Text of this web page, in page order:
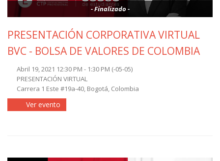
- Finalizado -
PRESENTACIÓN CORPORATIVA VIRTUAL
BVC - BOLSA DE VALORES DE COLOMBIA
Abril 19, 2021 12:30 PM - 1:30 PM (-05-05)
PRESENTACIÓN VIRTUAL
Carrera 1 Este #19a-40, Bogotá, Colombia
Ver evento